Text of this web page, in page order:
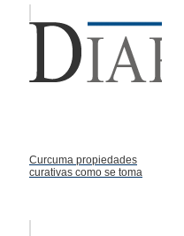
Curcuma propiedades
curativas como se toma